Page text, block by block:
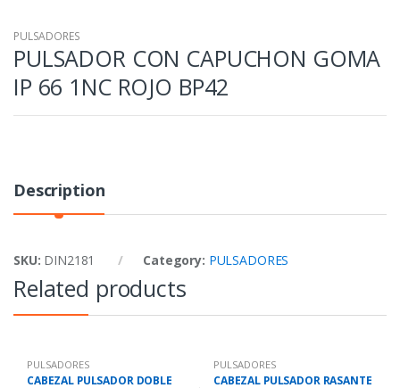
PULSADORES
PULSADOR CON CAPUCHON GOMA
IP 66 1NC ROJO BP42
Description
SKU: DIN2181 Category: PULSADORES
Related products
PULSADORES
CABEZAL PULSADOR DOBLE
PULSADORES
CABEZAL PULSADOR RASANTE